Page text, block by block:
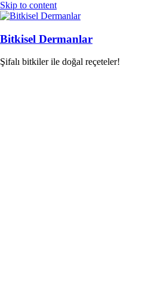
Skip to content
Bitkisel Dermanlar
Şifalı bitkiler ile doğal reçeteler!